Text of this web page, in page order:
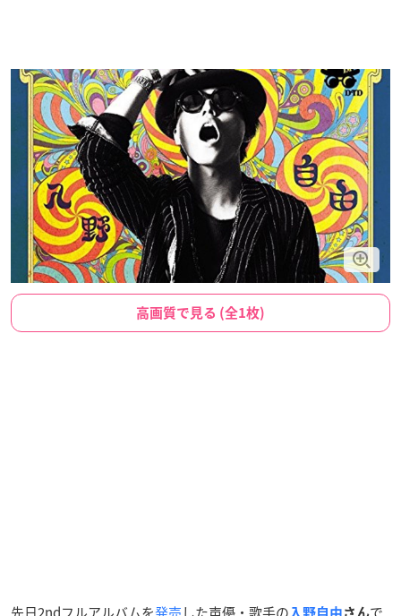
高画質で見る (全1枚)
先日2ndフルアルバムを発売した声優・歌手の 入野自由 さんで